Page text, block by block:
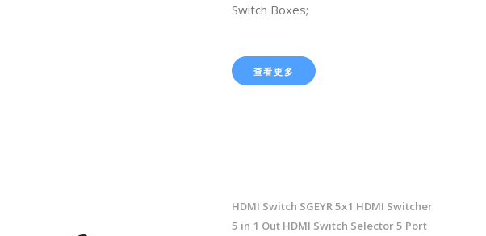
Switch Boxes;
查看更多
HDMI Switch SGEYR 5x1 HDMI Switcher
5 in 1 Out HDMI Switch Selector 5 Port